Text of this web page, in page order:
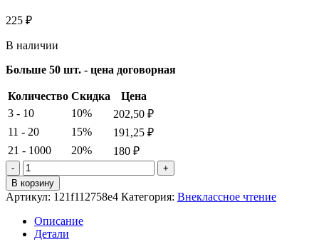
225 ₽
В наличии
Больше 50 шт. - цена договорная
Количество Скидка
Цена
3 - 10
10% 202,50 ₽
11 - 20
15% 191,25 ₽
21 - 1000
20% 180 ₽
Количество
товара
Внеклассное
чтение
(для
2-
В корзину
Артикул: 121f112758e4 Категория: Внеклассное чтение
Описание
Детали